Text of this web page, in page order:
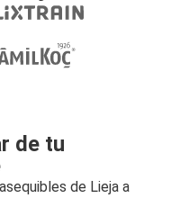
de tu
de Lieja a